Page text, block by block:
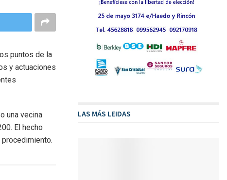
puntos de la
y actuaciones
una vecina
El hecho
LAS MÁS LEIDAS